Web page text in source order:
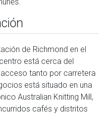
de Richmond en el
está cerca del
tanto por carretera
está situado en una
Australian Knitting Mill,
cafés y distritos